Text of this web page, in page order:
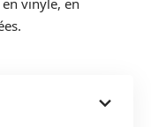
vinyle, en